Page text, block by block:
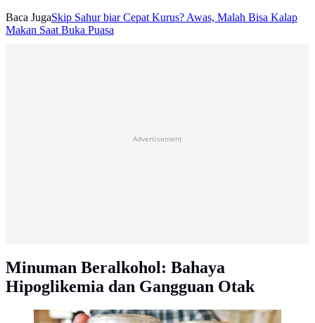
Baca JugaSkip Sahur biar Cepat Kurus? Awas, Malah Bisa Kalap
Makan Saat Buka Puasa
Advertisement
Minuman Beralkohol: Bahaya
Hipoglikemia dan Gangguan Otak